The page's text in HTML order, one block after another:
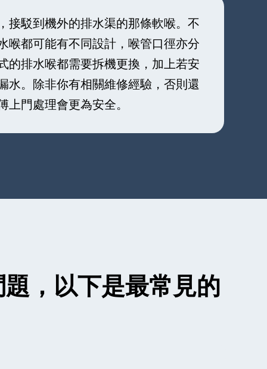
接駁到機外的排水渠的那條軟喉。不
喉都可能有不同設計，喉管口徑亦分
的排水喉都需要拆機更換，加上若安
水。除非你有相關維修經驗，否則還
上門處理會更為安全。
，以下是最常見的